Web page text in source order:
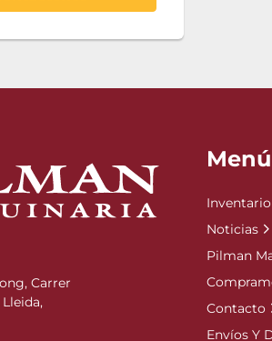
Carrer
Menú
Inventario
Noticias
Pilman
Contacto
Envíos Y